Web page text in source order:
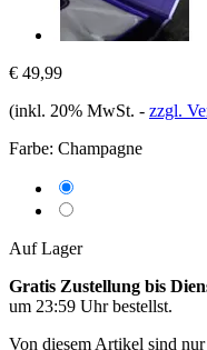
€ 49,99
(inkl. 20% MwSt. - zzgl.
Farbe: Champagne
Auf Lager
Gratis Zustellung bis
um 23:59 Uhrbestellst.
Von diesem Artikel sind